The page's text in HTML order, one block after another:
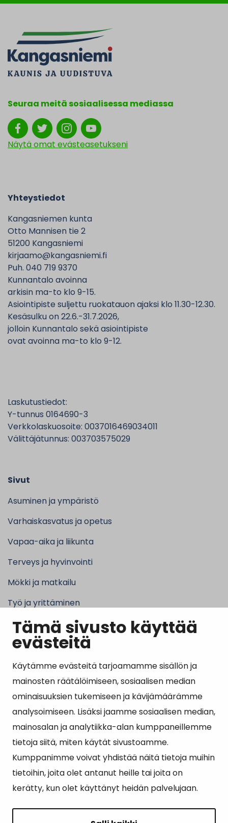
Tämä sivusto käyttää
evästeitä
Käytämme evästeitä tarjoamamme sisällön ja
mainosten räätälöimiseen, sosiaalisen median
ominaisuuksien tukemiseen ja kävijämäärämme
analysoimiseen. Lisäksi jaamme sosiaalisen median,
mainosalan ja analytiikka-alan kumppaneillemme
tietoja siitä, miten käytät sivustoamme.
Kumppanimme voivat yhdistää näitä tietoja muihin
tietoihin, joita olet antanut heille tai joita on
kerätty, kun olet käyttänyt heidän palvelujaan.
Seuraa meitä sosiaalisessa mediassa
Näytä omat evästeasetukseni
Yhteystiedot
Kangasniemen kunta
Otto Mannisen tie 2
51200 Kangasniemi
kirjaamo@kangasniemi.fi
Puh. 040 719 9370
Kunnantalo avoinna
arkisin ma-to klo 9-15.
Asiointipiste suljettu ruokatauon ajaksi klo 11.30-12.30.
Kesäsulku on 22.6.-31.7.2026,
jolloin Kunnantalo sekä asiointipiste
ovat avoinna ma-to klo 9-12.
Laskutustiedot:
Y-tunnus 0164690-3
Verkkolaskuosoite: 0037016469034011
Välittäjätunnus: 003703575029
Sivut
Asuminen ja ympäristö
Varhaiskasvatus ja opetus
Vapaa-aika ja liikunta
Terveys ja hyvinvointi
Mökki ja matkailu
Työ ja yrittäminen
Kunta ja hallinto
Suosituimmat sivut
Esityslistat, pöytäkirjat, viranhaltijapäätökset ja
kuulutukset
Tietoa ja ohjeistusta koronavirukseen liittyen
Asiointipiste
Sähköinen asiointi
Yhteydenotto